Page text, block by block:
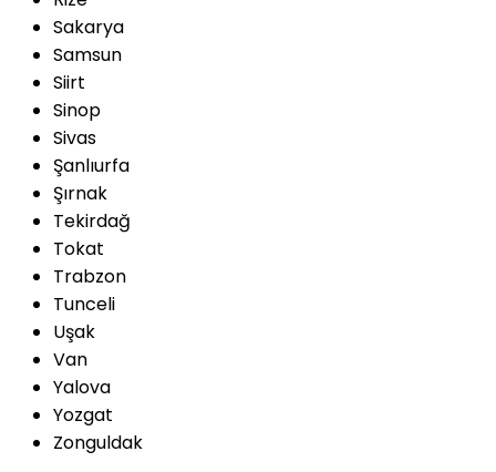
Sakarya
Samsun
Siirt
Sinop
Sivas
Şanlıurfa
Şırnak
Tekirdağ
Tokat
Trabzon
Tunceli
Uşak
Van
Yalova
Yozgat
Zonguldak